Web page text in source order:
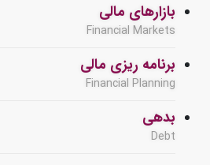
بازارهای مالی
Financial Markets
برنامه ریزی مالی
Financial Planning
بدهی
Debt